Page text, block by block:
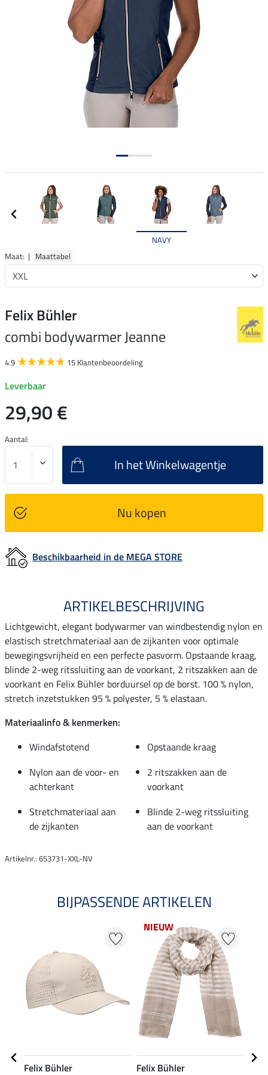
NAVY
Maat: | Maattabel
Felix Bühler
combi bodywarmer Jeanne
4.9 15 Klantenbeoordeling
Leverbaar
29,90 €
Aantal:
In het Winkelwagentje
Nu kopen
Beschikbaarheid in de MEGA STORE
ARTIKELBESCHRIJVING
Lichtgewicht, elegant bodywarmer van windbestendig nylon en
elastisch stretchmateriaal aan de zijkanten voor optimale
bewegingsvrijheid en een perfecte pasvorm. Opstaande kraag,
blinde 2-weg ritssluiting aan de voorkant, 2 ritszakken aan de
voorkant en Felix Bühler borduursel op de borst. 100 % nylon,
stretch inzetstukken 95 % polyester, 5 % elastaan.
Materiaalinfo & kenmerken:
Windafstotend
Opstaande kraag
Nylon aan de voor- en
achterkant
2 ritszakken aan de
voorkant
Stretchmateriaal aan
de zijkanten
Blinde 2-weg ritssluiting
aan de voorkant
Artikelnr.: 653731-XXL-NV
BIJPASSENDE ARTIKELEN
Felix Bühler
NIEUW
Felix Bühler